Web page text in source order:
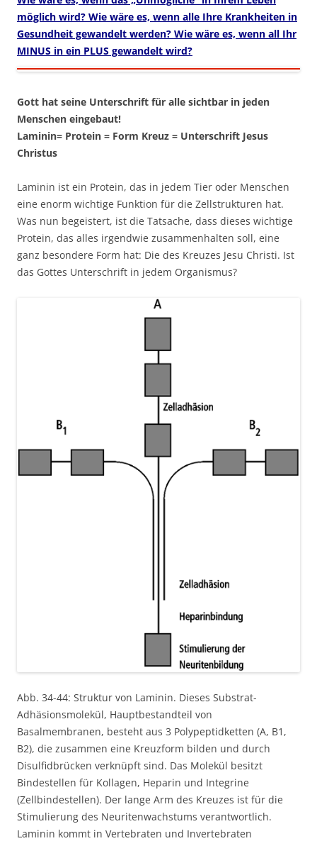
möglich wird? Wie wäre es, wenn alle Ihre Krankheiten in
Gesundheit gewandelt werden? Wie wäre es, wenn all Ihr
MINUS in ein PLUS gewandelt wird?
Gott hat seine Unterschrift für alle sichtbar in jeden
Menschen eingebaut!
Laminin= Protein = Form Kreuz = Unterschrift Jesus
Christus
Laminin ist ein Protein, das in jedem Tier oder Menschen
eine enorm wichtige Funktion für die Zellstrukturen hat.
Was nun begeistert, ist die Tatsache, dass dieses wichtige
Protein, das alles irgendwie zusammenhalten soll, eine
ganz besondere Form hat: Die des Kreuzes Jesu Christi. Ist
das Gottes Unterschrift in jedem Organismus?
Abb. 34-44: Struktur von Laminin. Dieses Substrat-
Adhäsionsmolekül, Hauptbestandteil von
Basalmembranen, besteht aus 3 Polypeptidketten (A, B1,
B2), die zusammen eine Kreuzform bilden und durch
Disulfidbrücken verknüpft sind. Das Molekül besitzt
Bindestellen für Kollagen, Heparin und Integrine
(Zellbindestellen). Der lange Arm des Kreuzes ist für die
Stimulierung des Neuritenwachstums verantwortlich.
Laminin kommt in Vertebraten und Invertebraten